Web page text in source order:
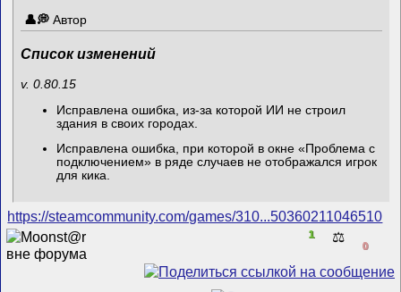
Автор
Список изменений
v. 0.80.15
Исправлена ошибка, из-за которой ИИ не строил
здания в своих городах.
Исправлена ошибка, при которой в окне «Проблема с
подключением» в ряде случаев не отображался игрок
для кика.
https://steamcommunity.com/games/310...50360211046510
1 ⚖️
0